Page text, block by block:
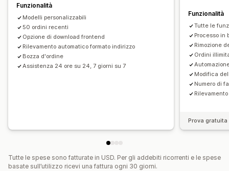
Download in blocco
Automazione delle email
Stampa ed esportazione Sicurezza dei dati
Numerazione sequenziale
Funzionalità
Modelli personalizzabili
50 ordini recenti
Opzione di download frontend
Rilevamento automatico formato indirizzo
Bozza d'ordine
Assistenza 24 ore su 24, 7 giorni su 7
Funzionalità
Tutte le
Processo in
Rimozione
Ordini
Modifica
Numero di
Prova
Tutte le spese sono fatturate in USD. Per gli addebiti ricorrenti e le spese
basate sull’utilizzo ricevi una fattura ogni 30 giorni.